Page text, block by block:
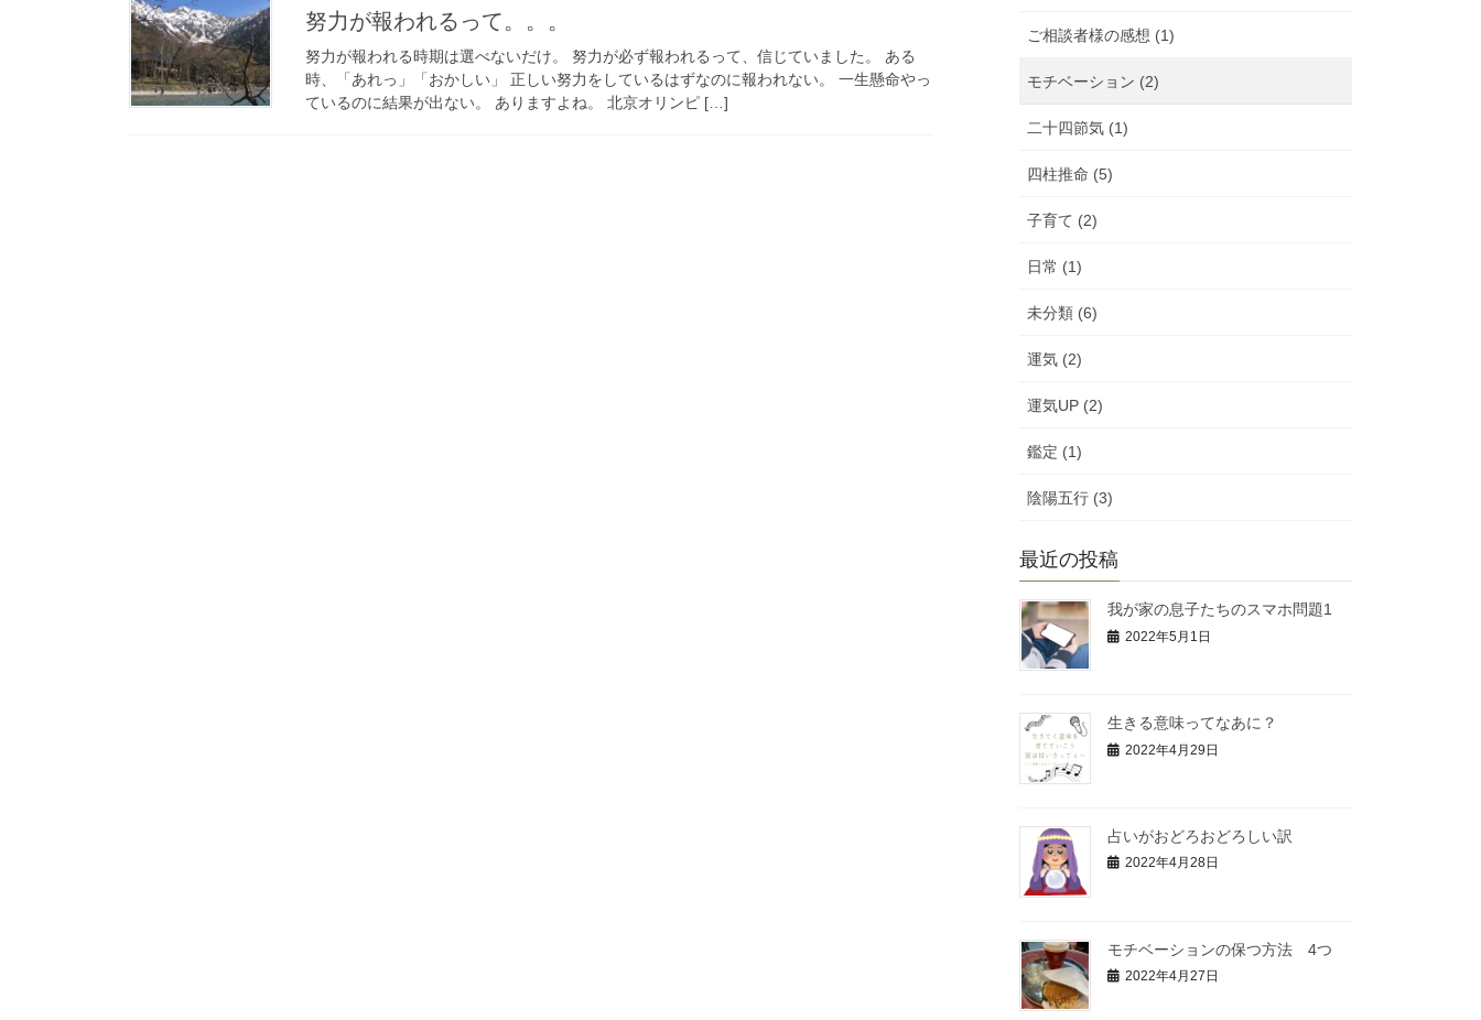
努力が報われるって。。。
努力が報われる時期は選べないだけ。 努力が必ず報われるって、信じていました。 ある
時、「あれっ」「おかしい」 正しい努力をしているはずなのに報われない。 一生懸命やっ
ているのに結果が出ない。 ありますよね。 北京オリンピ […]
ご相談者様の感想 (1)
モチベーション (2)
二十四節気 (1)
四柱推命 (5)
子育て (2)
日常 (1)
未分類 (6)
運気 (2)
運気UP (2)
鑑定 (1)
陰陽五行 (3)
最近の投稿
我が家の息子たちのスマホ問題1
2022年5月1日
生きる意味ってなあに？
2022年4月29日
占いがおどろおどろしい訳
2022年4月28日
モチベーションの保つ方法 4つ
2022年4月27日